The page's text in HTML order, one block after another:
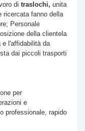
di traslochi, unita
ricercata fanno della
Personale
della clientela
e l'affidabilità da
dai piccoli trasporti
per
e
professionale, rapido